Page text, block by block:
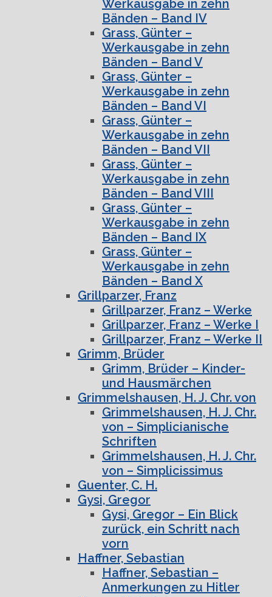
Werkausgabe in zehn
Bänden – Band IV
Grass, Günter –
Werkausgabe in zehn
Bänden – Band V
Grass, Günter –
Werkausgabe in zehn
Bänden – Band VI
Grass, Günter –
Werkausgabe in zehn
Bänden – Band VII
Grass, Günter –
Werkausgabe in zehn
Bänden – Band VIII
Grass, Günter –
Werkausgabe in zehn
Bänden – Band IX
Grass, Günter –
Werkausgabe in zehn
Bänden – Band X
Grillparzer, Franz
Grillparzer, Franz – Werke
Grillparzer, Franz – Werke I
Grillparzer, Franz – Werke II
Grimm, Brüder
Grimm, Brüder – Kinder-
und Hausmärchen
Grimmelshausen, H. J. Chr. von
Grimmelshausen, H. J. Chr.
von – Simplicianische
Schriften
Grimmelshausen, H. J. Chr.
von – Simplicissimus
Guenter, C. H.
Gysi, Gregor
Gysi, Gregor – Ein Blick
zurück, ein Schritt nach
vorn
Haffner, Sebastian
Haffner, Sebastian –
Anmerkungen zu Hitler